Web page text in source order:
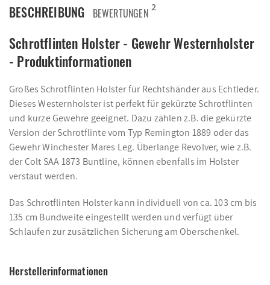
BESCHREIBUNG BEWERTUNGEN 2
Schrotflinten Holster - Gewehr Westernholster
- Produktinformationen
Großes Schrotflinten Holster für Rechtshänder aus Echtleder.
Dieses Westernholster ist perfekt für gekürzte Schrotflinten
und kurze Gewehre geeignet. Dazu zählen z.B. die gekürzte
Version der Schrotflinte vom Typ Remington 1889 oder das
Gewehr Winchester Mares Leg. Überlange Revolver, wie z.B.
der Colt SAA 1873 Buntline, können ebenfalls im Holster
verstaut werden.
Das Schrotflinten Holster kann individuell von ca. 103 cm bis
135 cm Bundweite eingestellt werden undverfügt über
Schlaufen zur zusätzlichen Sicherung am Oberschenkel.
Herstellerinformationen